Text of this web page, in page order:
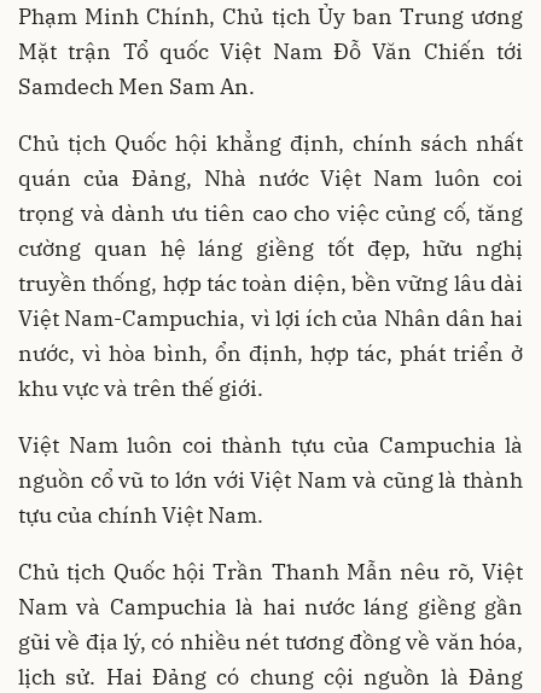
Phạm Minh Chính, Chủ tịch Ủy ban Trung ương
Mặt trận Tổ quốc Việt Nam Đỗ Văn Chiến tới
Samdech Men Sam An.
Chủ tịch Quốc hội khẳng định, chính sách nhất
quán của Đảng, Nhà nước Việt Nam luôn coi
trọng và dành ưu tiên cao cho việc củng cố, tăng
cường quan hệ láng giềng tốt đẹp, hữu nghị
truyền thống, hợp tác toàn diện, bền vững lâu dài
Việt Nam-Campuchia, vì lợi ích của Nhân dân hai
nước, vì hòa bình, ổn định, hợp tác, phát triển ở
khu vực và trên thế giới.
Việt Nam luôn coi thành tựu của Campuchia là
nguồn cổ vũ to lớn với Việt Nam và cũng là thành
tựu của chính Việt Nam.
Chủ tịch Quốc hội Trần Thanh Mẫn nêu rõ, Việt
Nam và Campuchia là hai nước láng giềng gần
gũi về địa lý, có nhiều nét tương đồng về văn hóa,
lịch sử. Hai Đảng có chung cội nguồn là Đảng